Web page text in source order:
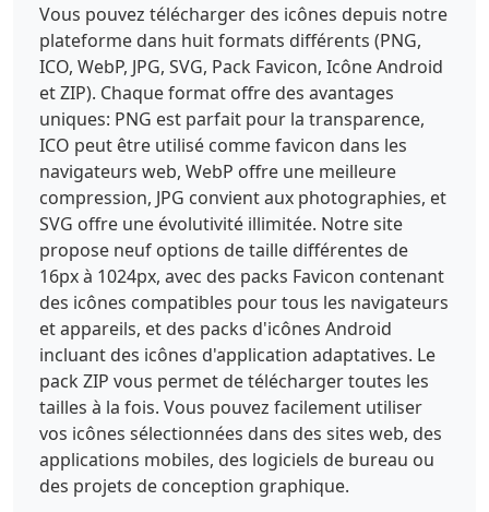
Vous pouvez télécharger des icônes depuis notre
plateforme dans huit formats différents (PNG,
ICO, WebP, JPG, SVG, Pack Favicon, Icône Android
et ZIP). Chaque format offre des avantages
uniques: PNG est parfait pour la transparence,
ICO peut être utilisé comme favicon dans les
navigateurs web, WebP offre une meilleure
compression, JPG convient aux photographies, et
SVG offre une évolutivité illimitée. Notre site
propose neuf options de taille différentes de
16px à 1024px, avec des packs Favicon contenant
des icônes compatibles pour tous les navigateurs
et appareils, et des packs d'icônes Android
incluant des icônes d'application adaptatives. Le
pack ZIP vous permet de télécharger toutes les
tailles à la fois. Vous pouvez facilement utiliser
vos icônes sélectionnées dans des sites web, des
applications mobiles, des logiciels de bureau ou
des projets de conception graphique.